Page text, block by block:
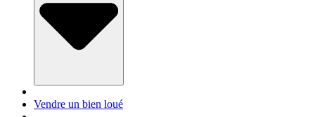
Vendre un bien loué